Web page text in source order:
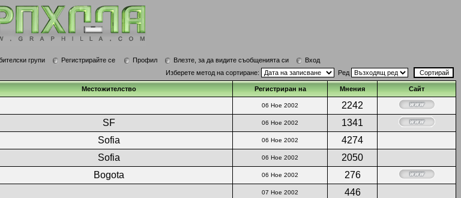
групи Регистрирайте се Профил Влезте, за да видите съобщенията си
Вход
Изберете метод на сортиране: Ред
Местожителство Регистриран на Мнения Сайт
06 Ное 2002
2242
SF 06 Ное 2002
1341
Sofia 06 Ное 2002
4274
Sofia 06 Ное 2002
2050
Bogota 06 Ное 2002
276
07 Ное 2002
446